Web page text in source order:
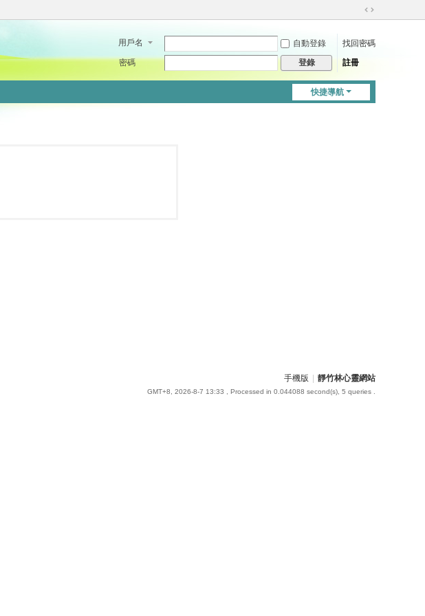
切
到
用戶名 自動登錄
找回密碼
密碼
登錄 註冊
快捷導航
手機版 靜竹林心靈網站
GMT+8, 2026-8-7 13:33 , Processed in 0.044088 second(s), 5 queries .